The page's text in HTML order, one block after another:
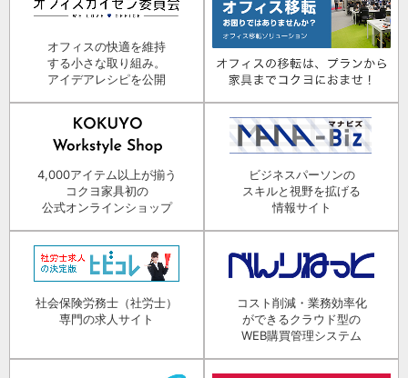
オフィスの快適を維持
する小さな取り組み。
アイデアレシピを公開
4,000アイテム以上が揃う
コクヨ家具初の
公式オンラインショップ
ビジネスパーソンの
スキルと視野を拡げる
情報サイト
社会保険労務士（社労士）
専門の求人サイト
コスト削減・業務効率化
ができるクラウド型の
WEB購買管理システム